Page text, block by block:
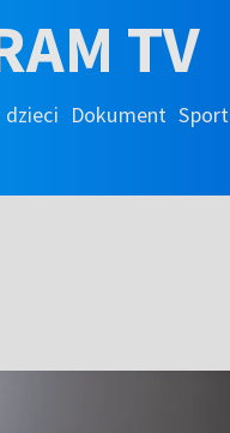
TV
dzieci Dokument Sport